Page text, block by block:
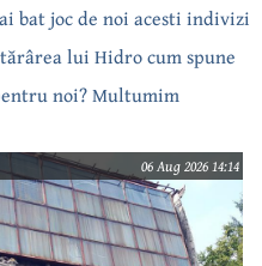
apa!!
bat joc de noi acesti indivizi
lui Hidro cum spune
noi? Multumim
06 Aug 2026 14:14